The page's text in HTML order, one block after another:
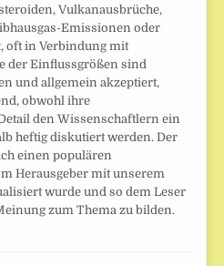
Vulkanausbrüche,
Emissionen oder
oft in Verbindung mit
der Einflussgrößen sind
und allgemein akzeptiert,
obwohl ihre
den Wissenschaftlern ein
heftig diskutiert werden. Der
einen populären
Herausgeber mit unserem
wurde und so dem Leser
zum Thema zu bilden.